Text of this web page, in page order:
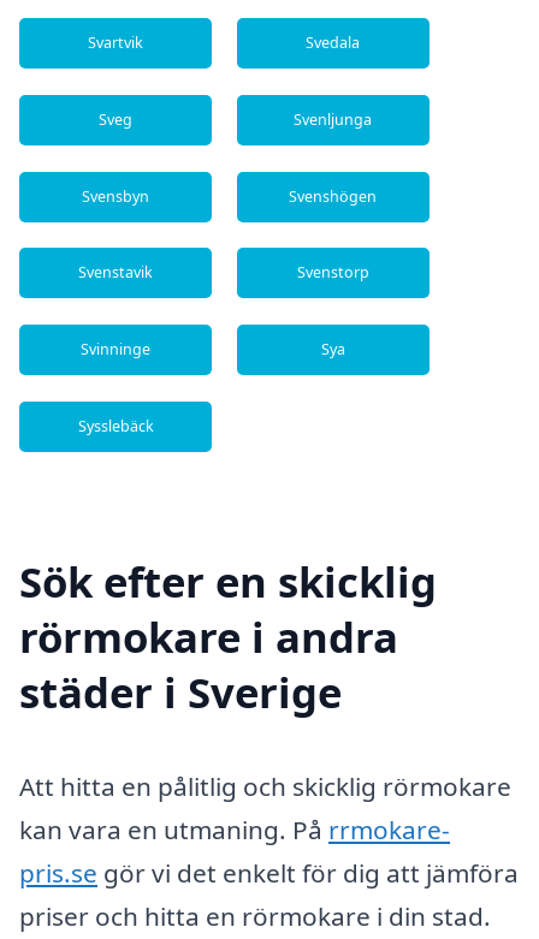
Svartvik Svedala
Sveg Svenljunga
Svensbyn Svenshögen
Svenstavik Svenstorp
Svinninge Sya
Sysslebäck
Sök efter en skicklig
rörmokare i andra
städer i Sverige
Att hitta en pålitlig och skicklig rörmokare
kan vara en utmaning. På rrmokare-
pris.se gör vi det enkelt för dig att jämföra
priser och hitta en rörmokare i din stad.